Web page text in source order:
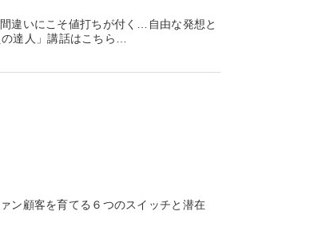
違いにこそ値打ちが付く…自由な発想と
達人」講話はこちら…
ン顧客を育てる６つのスイッチと潜在